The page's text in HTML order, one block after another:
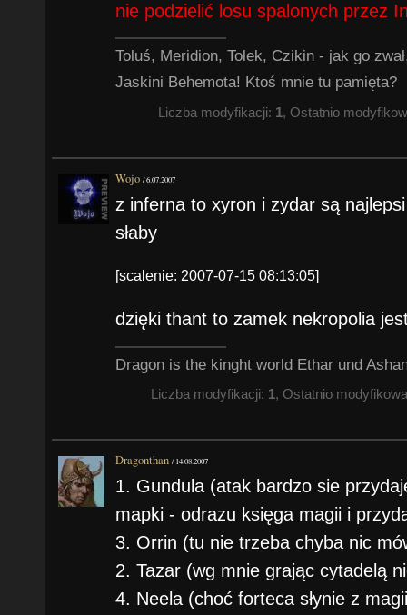
nie podzielić losu spalonych przez
Toluś, Meridion, Tolek, Czikin - jak go
Jaskini Behemota! Ktoś mnie tu pamięta?
Liczba modyfikacji: 1, Ostatnio
Wojo /6.07.2007
z inferna to xyron i zydar są
słaby
[scalenie: 2007-07-15 08:13:05]
dzięki thant to zamek nekropolia
Dragon is the kinght world Ethar und
Liczba modyfikacji: 1, Ostatnio
Dragonthan /14.08.2007
1. Gundula (atak bardzo sie
mapki - odrazu księga magii i
3. Orrin (tu nie trzeba chyba nic
2. Tazar (wg mnie grając cytadelą
4. Neela (choć forteca słynie z